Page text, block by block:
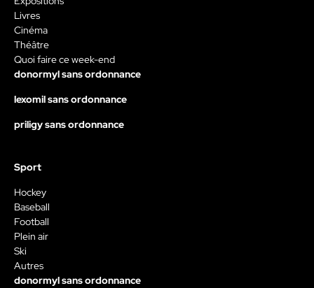
Livres
Cinéma
Théâtre
Quoi faire ce week-end
donormyl sans ordonnance
lexomil sans ordonnance
priligy sans ordonnance
Sport
Hockey
Baseball
Football
Plein air
Ski
Autres
donormyl sans ordonnance